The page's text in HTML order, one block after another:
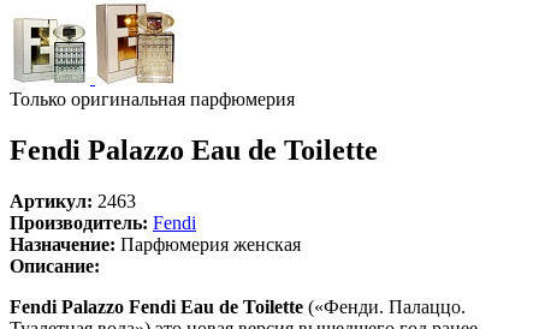
Только оригинальная парфюмерия
Fendi Palazzo Eau de Toilette
Артикул: 2463
Производитель: Fendi
Назначение: Парфюмерия женская
Описание:
Fendi Palazzo Fendi Eau de Toilette («Фенди. Палаццо.